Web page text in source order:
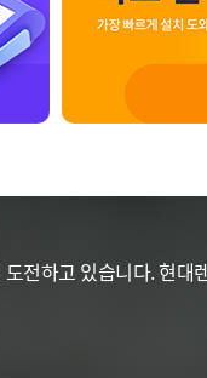
하고 있습니다. 현대